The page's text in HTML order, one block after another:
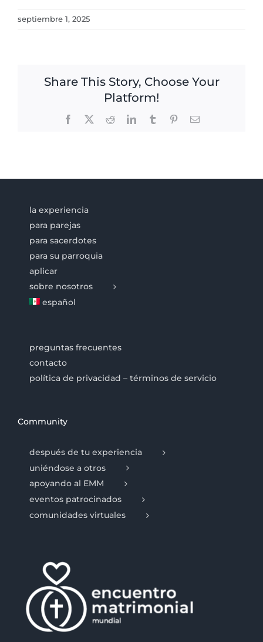
septiembre 1, 2025
Share This Story, Choose Your
Platform!
Facebook RedditLinkedInTumblr PinterestEmail
la experiencia
para parejas
para sacerdotes
para su parroquia
aplicar
sobre nosotros
español
preguntas frecuentes
contacto
política de privacidad – términos de servicio
Community
después de tu experiencia
uniéndose a otros
apoyando al EMM
eventos patrocinados
comunidades virtuales